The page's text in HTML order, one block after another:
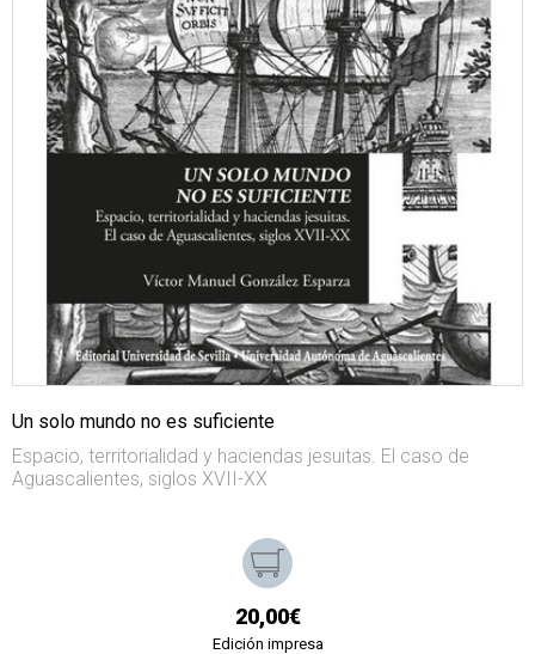
Un solo mundo no es suficiente
Espacio, territorialidad y haciendas jesuitas. El caso de
Aguascalientes, siglos XVII-XX
20,00€
Edición impresa